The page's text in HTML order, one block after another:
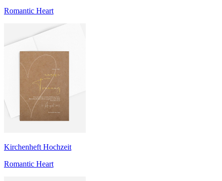
Romantic Heart
Kirchenheft Hochzeit
Romantic Heart